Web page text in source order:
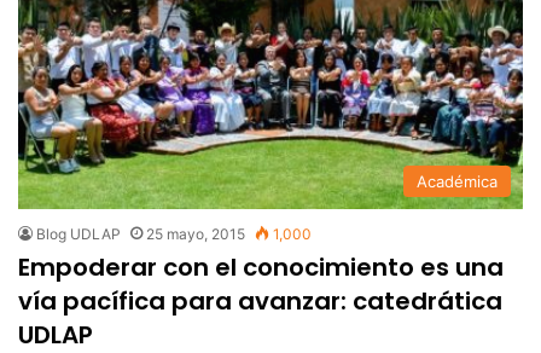
Académica
Blog UDLAP 25 mayo, 2015 1,000
Empoderar con el conocimiento es una
vía pacífica para avanzar: catedrática
UDLAP